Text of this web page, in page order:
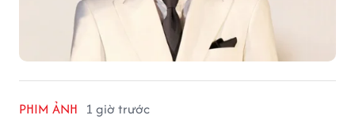
PHIM ẢNH 1 giờ trước